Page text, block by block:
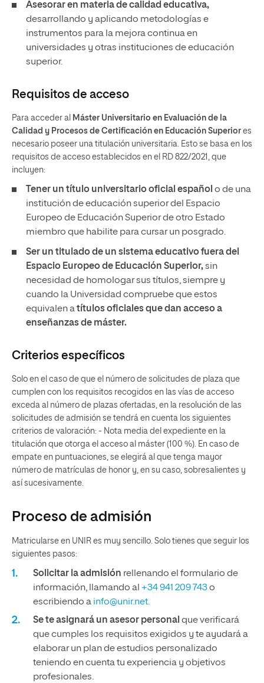
Asesorar en materia de calidad educativa,
desarrollando y aplicando metodologías e
instrumentos para la mejora continua en
universidades y otras instituciones de educación
superior.
Requisitos de acceso
Para acceder al Máster Universitario en Evaluación de la
Calidad y Procesos de Certificación en Educación Superior es
necesario poseer una titulación universitaria. Esto se basa en los
requisitos de acceso establecidos en el RD 822/2021, que
incluyen:
Tener un título universitario oficial español o de una
institución de educación superior del Espacio
Europeo de Educación Superior de otro Estado
miembro que habilite para cursar un posgrado.
Ser un titulado de un sistema educativo fuera del
Espacio Europeo de Educación Superior,sin
necesidad de homologar sus títulos, siempre y
cuando la Universidad compruebe que estos
equivalen atítulos oficiales que dan acceso a
enseñanzas de máster.
Criterios específicos
Solo en el caso de que el número de solicitudes de plaza que
cumplen con los requisitos recogidos en las vías de acceso
exceda al número de plazas ofertadas, en la resolución de las
solicitudes de admisión se tendrá en cuenta los siguientes
criterios de valoración: - Nota media del expediente en la
titulación que otorga el acceso al máster (100 %). En caso de
empate en puntuaciones, se elegirá al que tenga mayor
número de matrículas de honor y, en su caso, sobresalientes y
así sucesivamente.
Proceso de admisión
Matricularse en UNIR es muy sencillo. Solo tienes que seguir los
siguientes pasos:
Solicitar la admisión rellenando el formulario de
información, llamando al +34 941 209 743o
escribiendo a info@unir.net.
Se te asignará un asesor personal que verificará
que cumples los requisitos exigidos y te ayudará a
elaborar un plan de estudios personalizado
teniendo en cuenta tu experiencia y objetivos
profesionales.